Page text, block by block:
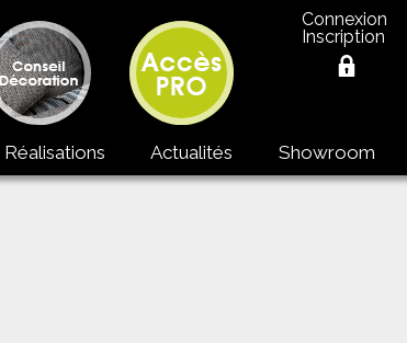
Réalisations Actualités Showroom
Connexion
Inscription